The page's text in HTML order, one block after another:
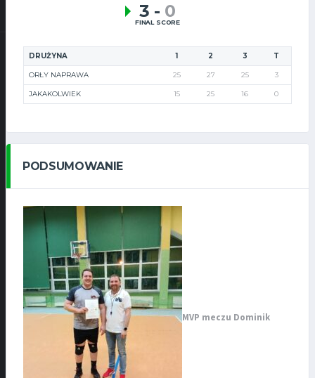
3 - 0
FINAL SCORE
DRUŻYNA 1 2 3 T
ORŁY NAPRAWA 25 27 25 3
JAKAKOLWIEK 15 25 16 0
PODSUMOWANIE
MVP meczu Dominik